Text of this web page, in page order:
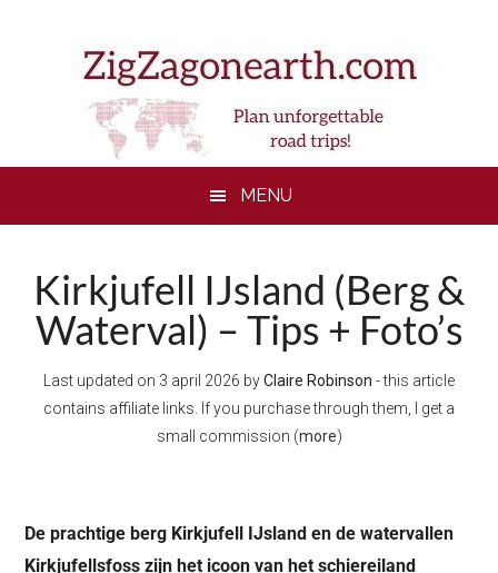
MENU
Kirkjufell IJsland (Berg &
Waterval) – Tips + Foto’s
Last updated on 3 april 2026 byClaire Robinson - this article
contains affiliate links. If you purchase through them, I get a
small commission (more)
De prachtige berg Kirkjufell IJsland en de watervallen
Kirkjufellsfoss zijn het icoon van het schiereiland